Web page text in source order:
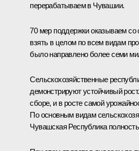
перерабатываем в Чувашии.
70 мер поддержки оказываем со
взять в целом по всем видам
было направлено более семи
Сельскохозяйственные
демонстрируют устойчивый
сборе, и в росте самой
По основным видам
Чувашская Республика